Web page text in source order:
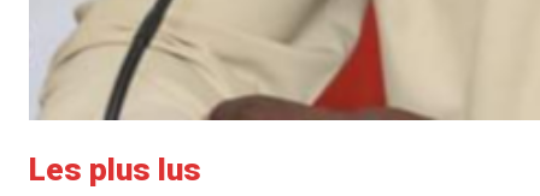
Les plus lus